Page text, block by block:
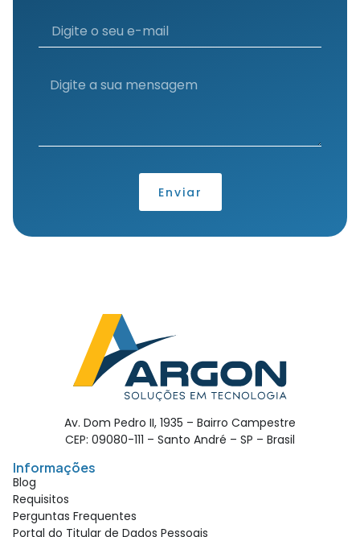
Enviar
Av. Dom Pedro II, 1935 – Bairro Campestre
CEP: 09080-111 – Santo André – SP – Brasil
Informações
Blog
Requisitos
Perguntas Frequentes
Portal do Titular de Dados Pessoais